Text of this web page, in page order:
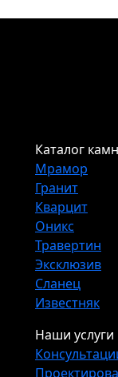
Каталог
Мрамор
Гранит
Кварцит
Оникс
Травертин
Эксклюзив
Сланец
Известняк
Наши услуги